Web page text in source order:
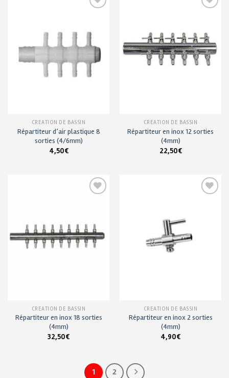
liste de
souhaits
CRÉATION DE BASSIN
Répartiteur d’air plastique 8
sorties (4/6mm)
4,50€
liste de
souhaits
CRÉATION DE BASSIN
Répartiteur en inox 12 sorties
(4mm)
22,50€
souhaits
CRÉATION DE BASSIN
Répartiteur en inox 18 sorties
(4mm)
32,50€
CRÉATION DE BASSIN
Répartiteur en inox 2 sorties
(4mm)
4,90€
1 2